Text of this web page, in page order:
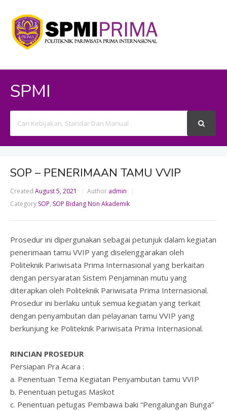
SPMI
For
SOP – PENERIMAAN TAMU VVIP
Created August 5, 2021 Author admin
Category SOP, SOP Bidang Non Akademik
Prosedur ini dipergunakan sebagai petunjuk dalam kegiatan
penerimaan tamu VVIP yang diselenggarakan oleh
Politeknik Pariwisata Prima Internasional yang berkaitan
dengan persyaratan Sistem Penjaminan mutu yang
diterapkan oleh Politeknik Pariwisata Prima Internasional.
Prosedur ini berlaku untuk semua kegiatan yang terkait
dengan penyambutan dan pelayanan tamu VVIP yang
berkunjung ke Politeknik Pariwisata Prima Internasional.
RINCIAN PROSEDUR
Persiapan Pra Acara :
a. Penentuan Tema Kegiatan Penyambutan tamu VVIP
b. Penentuan petugas Maskot
c. Penentuan petugas Pembawa baki “Pengalungan Bunga”